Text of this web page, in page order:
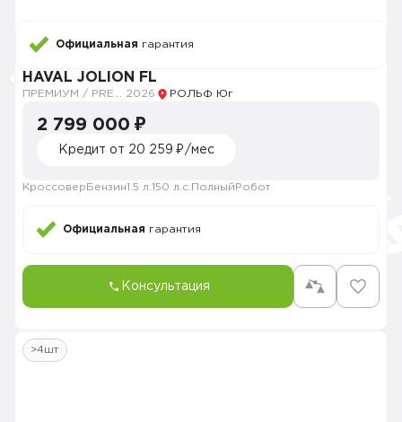
Официальная гарантия
HAVAL JOLION FL
2026 РОЛЬФ Юг
2 799 000 ₽
Кредит от 20 259 ₽/мес
Кроссовер Бензин1.5 л. 150 л.с. Полный Робот
Официальная гарантия
Консультация
>4шт